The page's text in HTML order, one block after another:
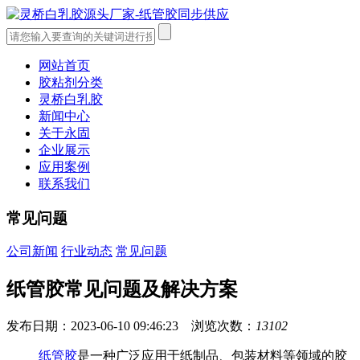
网站首页
胶粘剂分类
灵桥白乳胶
新闻中心
关于永固
企业展示
应用案例
联系我们
常见问题
公司新闻 行业动态 常见问题
纸管胶常见问题及解决方案
发布日期：2023-06-10 09:46:23 浏览次数： 13102
纸管胶是一种广泛应用于纸制品、包装材料等领域的胶